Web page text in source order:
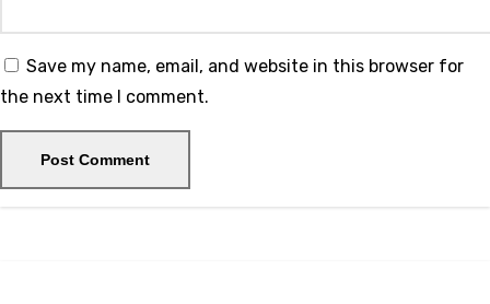
Save my name, email, and website in this browser for
the next time I comment.